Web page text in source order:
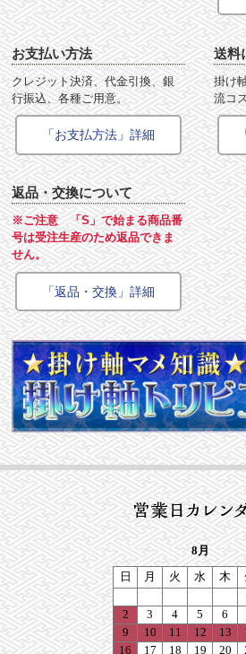
お支払い方法
クレジット決済、代金引換、銀
行振込、各種ご用意。
「お支払方法」詳細
送料
掛け
流コ
返品・交換について
※ご注意 「S」で始まる商品番
号は受注生産のため返品できま
せん。
「返品・交換」詳細